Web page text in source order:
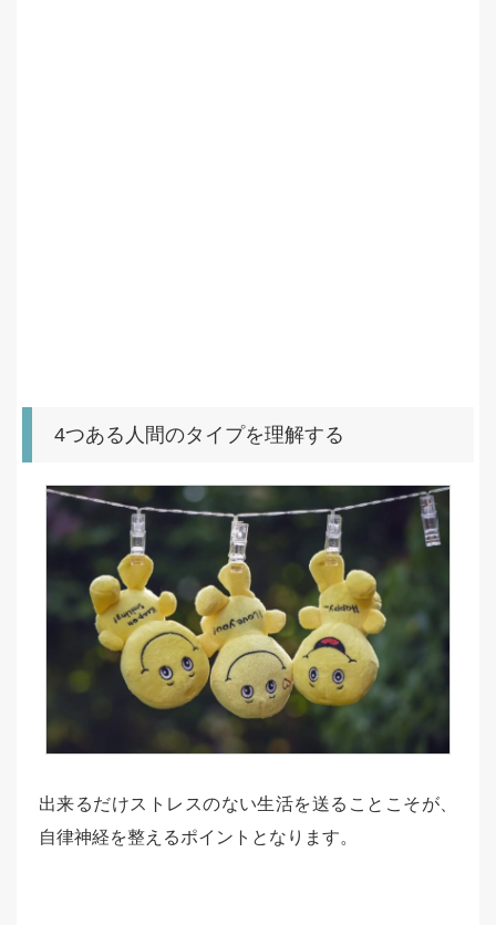
4つある人間のタイプを理解する
出来るだけストレスのない生活を送ることこそが、
自律神経を整えるポイントとなります。